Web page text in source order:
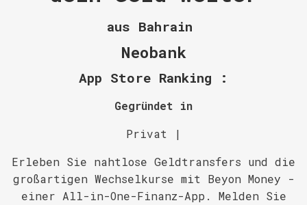
aus Bahrain
Neobank
App Store Ranking :
Gegründet in
Privat |
Erleben Sie nahtlose Geldtransfers und die
großartigen Wechselkurse mit Beyon Money -
einer All-in-One-Finanz-App. Melden Sie